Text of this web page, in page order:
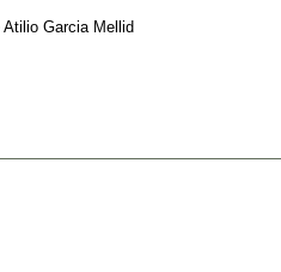
Atilio Garcia Mellid